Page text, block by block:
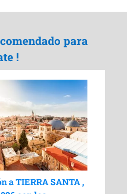
para
!
a TIERRA SANTA ,